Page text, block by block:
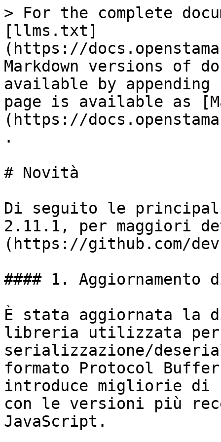
> For the complete
[llms.txt]
(https://
Markdown versions of
available by
page is available as
(https://
.
# Novità
Di seguito le
2.11.1, per maggiori
(https://github.com/
#### 1. Aggiornamento
È stata aggiornata la
libreria utilizzata per
serializzazione/
formato Protocol
introduce migliorie di
con le versioni più
JavaScript.